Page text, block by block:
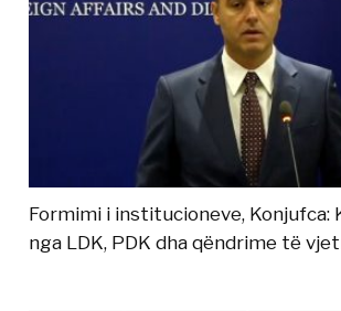
Formimi i institucioneve, Konjufca:
nga LDK, PDK dha qëndrime të